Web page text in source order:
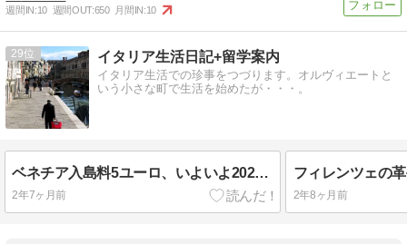
週間IN:10 週間OUT:650 月間IN:10
29 イタリア生活日記+留学案内
イタリア生活での珍事をつづります。オルヴィエートと
いう小さな町で生活を始めたが・・・。
ベネチア入島料5ユーロ、いよいよ2024年4月25日から開始！
2年7ヶ月前
フィレンツェの
2年8ヶ月前